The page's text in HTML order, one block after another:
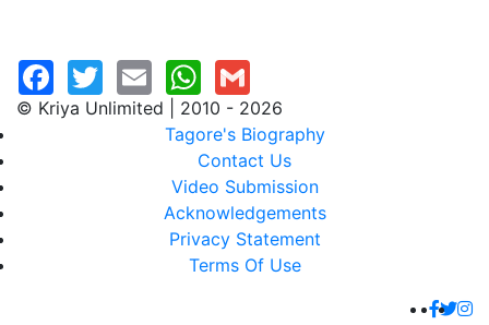
© Kriya Unlimited | 2010 - 2026
Tagore's Biography
Contact Us
Video Submission
Acknowledgements
Privacy Statement
Terms Of Use